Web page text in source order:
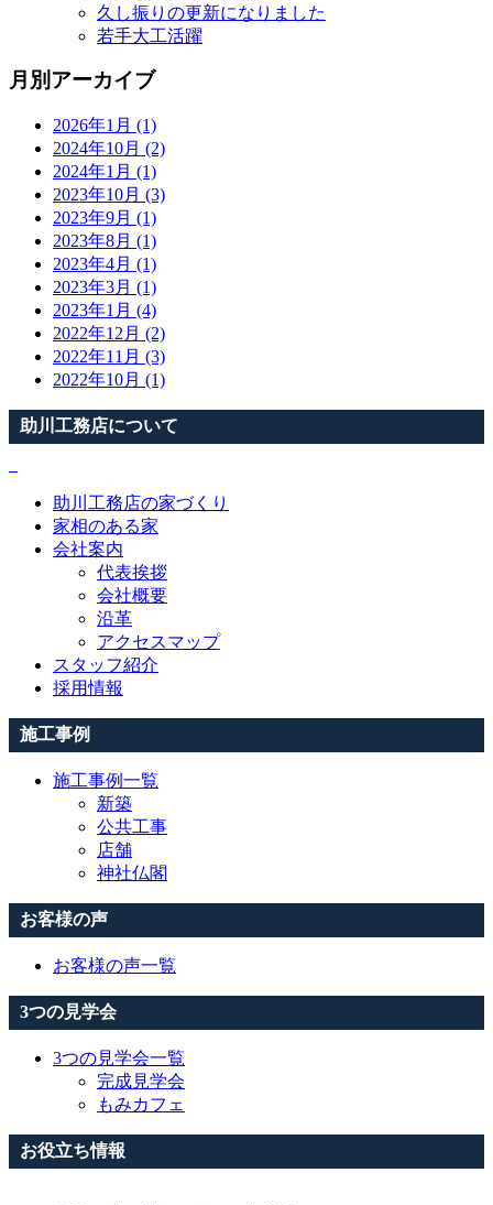
久し振りの更新になりました
若手大工活躍
月別アーカイブ
2026年1月 (1)
2024年10月 (2)
2024年1月 (1)
2023年10月 (3)
2023年9月 (1)
2023年8月 (1)
2023年4月 (1)
2023年3月 (1)
2023年1月 (4)
2022年12月 (2)
2022年11月 (3)
2022年10月 (1)
助川工務店について
助川工務店の家づくり
家相のある家
会社案内
代表挨拶
会社概要
沿革
アクセスマップ
スタッフ紹介
採用情報
施工事例
施工事例一覧
新築
公共工事
店舗
神社仏閣
お客様の声
お客様の声一覧
3つの見学会
3つの見学会一覧
完成見学会
もみカフェ
お役立ち情報